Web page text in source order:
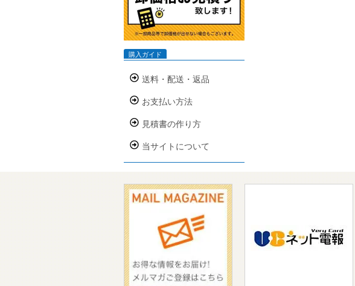
購入ガイド
送料・配送・返品
お支払い方法
見積書の作り方
当サイトについて